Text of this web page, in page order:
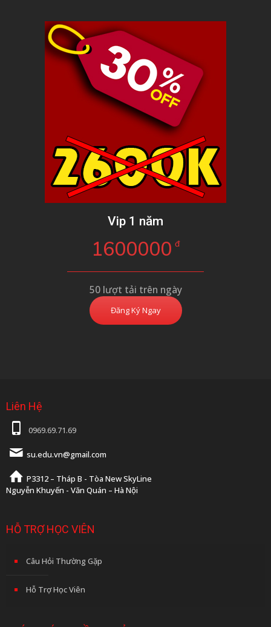
Vip 1 năm
1600000 đ
50 lượt tải trên ngày
Đăng Ký Ngay
Liên Hệ
0969.69.71.69
su.edu.vn@gmail.com
P3312 – Tháp B - Tòa New SkyLine
Nguyễn Khuyến - Văn Quán – Hà Nội
HỖ TRỢ HỌC VIÊN
Câu Hỏi Thường Gặp
Hỗ Trợ Học Viên